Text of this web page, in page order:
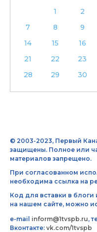
1 2
7
8 9
14
15 16
21
22 23
28
29 30
© 2003-2023, Первый
защищены. Полное или
материалов запрещено.
При согласованном
необходима ссылка на
Код для вставки в
на нашем сайте, можно
e-mail inform@1tvspb.ru,
Вконтакте: vk.com/1tvspb